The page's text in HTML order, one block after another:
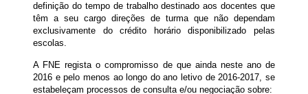
definição do tempo de trabalho destinado aos docentes que
têm a seu cargo direções de turma que não dependam
exclusivamente do crédito horário disponibilizado pelas
escolas.
A FNE regista o compromisso de que ainda neste ano de
2016 e pelo menos ao longo do ano letivo de 2016-2017, se
estabeleçam processos de consulta e/ou negociação sobre: